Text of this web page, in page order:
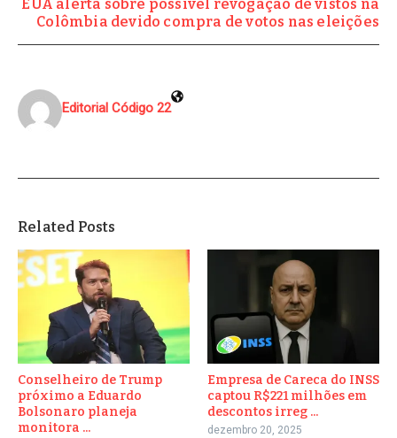
EUA alerta sobre possível revogação de vistos na
Colômbia devido compra de votos nas eleições
Editorial Código 22
Related Posts
Conselheiro de Trump
próximo a Eduardo
Bolsonaro planeja
monitora ...
Empresa de Careca do INSS
captou R$221 milhões em
descontos irreg ...
dezembro 20, 2025